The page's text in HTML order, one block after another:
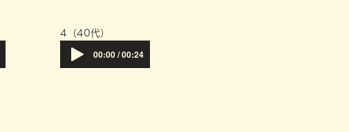
​4（40代）
00:00 / 00:24